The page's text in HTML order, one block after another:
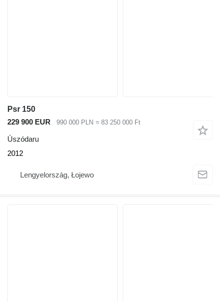
Psr 150
229 900 EUR
990 000 PLN ≈ 83 250 000 Ft
Úszódaru
2012
Lengyelország, Łojewo